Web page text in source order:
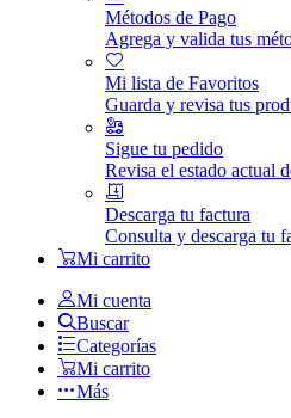
Métodos de Pago
Agrega y valida tus
Mi lista de Favoritos
Guarda y revisa tus
Sigue tu pedido
Revisa el estado actual
Descarga tu factura
Consulta y descarga tu
Mi carrito
Mi cuenta
Buscar
Categorías
Mi carrito
Más